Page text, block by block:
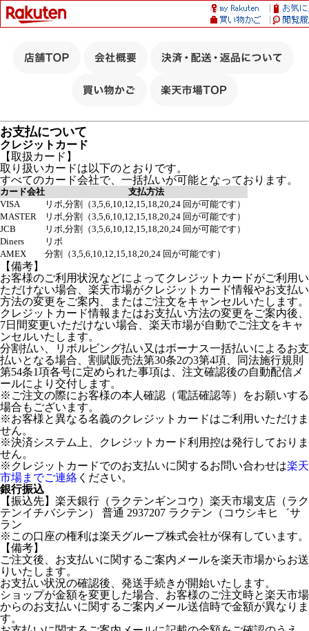
お支払について
クレジットカード
【取扱カード】
取り扱いカードは以下のとおりです。
すべてのカード会社で、一括払いが可能となっております。
カード会社
支払方法
VISA
リボ,分割（3,5,6,10,12,15,18,20,24 回が可能です）
MASTER
リボ,分割（3,5,6,10,12,15,18,20,24 回が可能です）
JCB
リボ,分割（3,5,6,10,12,15,18,20,24 回が可能です）
Diners
リボ
AMEX
分割（3,5,6,10,12,15,18,20,24 回が可能です）
【備考】
お客様のご利用状況などによってクレジットカードがご利用い
ただけない場合、楽天市場がクレジットカード情報やお支払い
方法の変更をご案内、またはご注文をキャンセルいたします。
クレジットカード情報またはお支払い方法の変更をご案内後、
7日間変更いただけない場合、楽天市場が自動でご注文をキャ
ンセルいたします。
分割払い、リボルビング払い又はボーナス一括払いによるお支
払いとなる場合、割賦販売法第30条2の3第4項、同法施行規則
第54条1項各号に定められた事項は、注文確認後の自動配信メ
ールにより交付します。
※ご注文の際にお客様の本人確認（電話確認等）をお願いする
場合もございます。
※お客様と異なる名義のクレジットカードはご利用いただけま
せん。
※決済システム上、クレジットカード利用控は発行しておりま
せん。
※クレジットカードでのお支払いに関するお問い合わせは楽天
市場までご連絡 ください。
銀行振込
【振込先】楽天銀行（ラクテンギンコウ）楽天市場支店（ラク
テンイチバシテン） 普通 2937207 ラクテン（コウシキヒ゛サ
ラン
※この口座の権利は楽天グループ株式会社が保有しています。
【備考】
ご注文後、お支払いに関するご案内メールを楽天市場からお送
りいたします。
お支払い状況の確認後、発送手続きが開始いたします。
ショップが金額を変更した場合、お客様のご注文時と楽天市場
からのお支払いに関するご案内メール送信時で金額が異なりま
す。